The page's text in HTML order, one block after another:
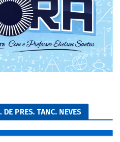
PRES. TANC. NEVES